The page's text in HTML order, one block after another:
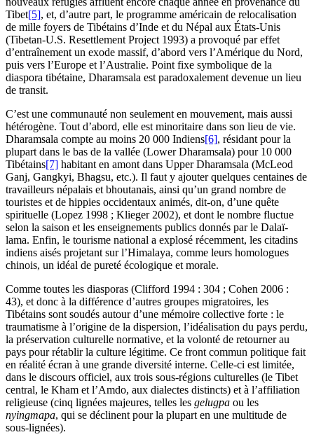
Tibet[5], et, d’autre part, le programme américain de relocalisation
de mille foyers de Tibétains d’Inde et du Népal aux États-Unis
(Tibetan-U.S. Resettlement Project 1993) a provoqué par effet
d’entraînement un exode massif, d’abord vers l’Amérique du Nord,
puis vers l’Europe et l’Australie. Point fixe symbolique de la
diaspora tibétaine, Dharamsala est paradoxalement devenue un lieu
de transit.
C’est une communauté non seulement en mouvement, mais aussi
hétérogène. Tout d’abord, elle est minoritaire dans son lieu de vie.
Dharamsala compte au moins 20 000 Indiens[6], résidant pour la
plupart dans le bas de la vallée (Lower Dharamsala) pour 10 000
Tibétains[7] habitant en amont dans Upper Dharamsala (McLeod
Ganj, Gangkyi, Bhagsu, etc.). Il faut y ajouter quelques centaines de
travailleurs népalais et bhoutanais, ainsi qu’un grand nombre de
touristes et de hippies occidentaux animés, dit-on, d’une quête
spirituelle (Lopez 1998 ; Klieger 2002), et dont le nombre fluctue
selon la saison et les enseignements publics donnés par le Dalaï-
lama. Enfin, le tourisme national a explosé récemment, les citadins
indiens aisés projetant sur l’Himalaya, comme leurs homologues
chinois, un idéal de pureté écologique et morale.
Comme toutes les diasporas (Clifford 1994 : 304 ; Cohen 2006 :
43), et donc à la différence d’autres groupes migratoires, les
Tibétains sont soudés autour d’une mémoire collective forte : le
traumatisme à l’origine de la dispersion, l’idéalisation du pays perdu,
la préservation culturelle normative, et la volonté de retourner au
pays pour rétablir la culture légitime. Ce front commun politique fait
en réalité écran à une grande diversité interne. Celle-ci est limitée,
dans le discours officiel, aux trois sous-régions culturelles (le Tibet
central, le Kham et l’Amdo, aux dialectes distincts) et à l’affiliation
religieuse (cinq lignées majeures, telles les gelugpa ou les
nyingmapa, qui se déclinent pour la plupart en une multitude de
sous-lignées).